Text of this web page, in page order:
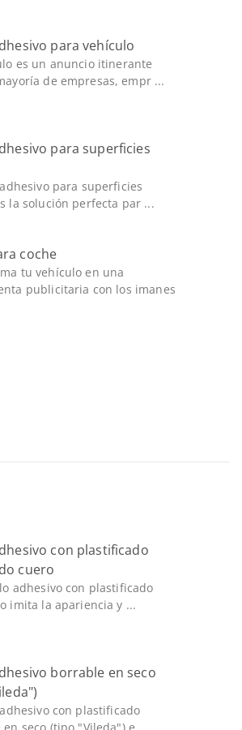
para vehículo
es un anuncio itinerante
de empresas, empr ...
para superficies
para superficies
la solución perfecta par ...
coche
tu vehículo en una
publicitaria con los imanes
con plastificado
cuero
adhesivo con plastificado
imita la apariencia y ...
borrable en seco
con plastificado